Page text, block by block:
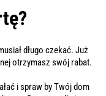
długo czekać. Już
otrzymasz swój rabat.
i spraw by Twój dom